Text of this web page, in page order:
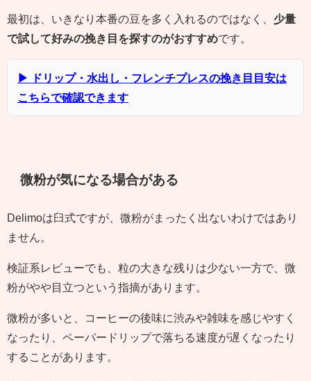
最初は、いきなり本番の豆を多く入れるのではなく、 少量
で試して好みの挽き目を探すのがおすすめです。
▶ ドリップ・水出し・フレンチプレスの挽き目目安は
こちらで確認できます
微粉が気になる場合がある
Delimoは臼式ですが、微粉がまったく出ないわけではあり
ません。
検証系レビューでも、粒の大きな残りは少ない一方で、微
粉がやや目立つという指摘があります。
微粉が多いと、コーヒーの後味に渋みや雑味を感じやすく
なったり、ペーパードリップで落ちる速度が遅くなったり
することがあります。